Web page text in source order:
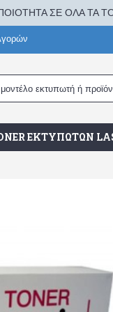
ΣΕ ΟΛΑ ΤΑ
ΕΚΤΥΠΩΤΏΝ